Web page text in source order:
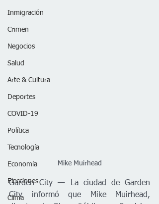
Inmigración
Crimen
Negocios
Salud
Arte & Cultura
Deportes
COVID-19
Política
Tecnología
Economía
Elecciones
Clima
Mike Muirhead
Garden City — La ciudad de Garden
City informó que Mike Muirhead,